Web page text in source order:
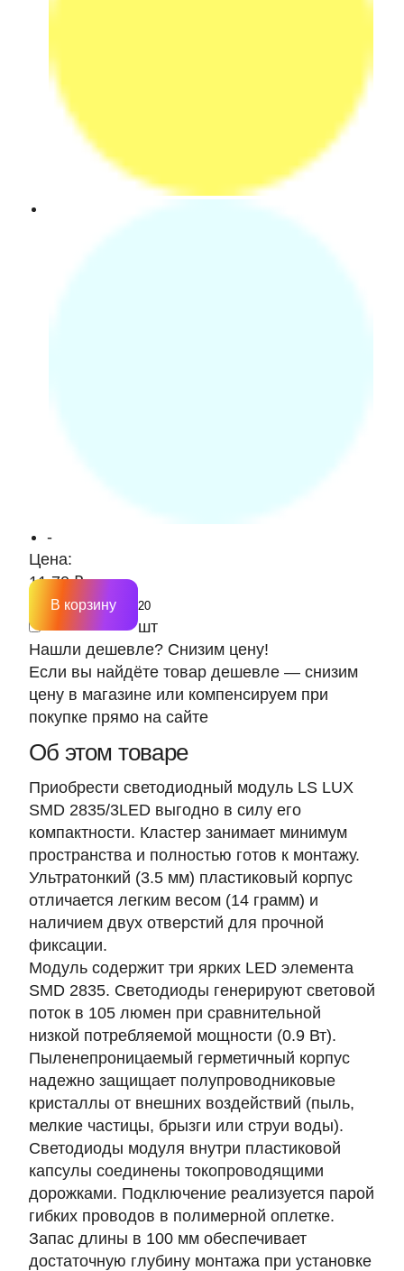
-
Цена:
11.70 ₽
шт
В корзину
Нашли дешевле? Снизим цену!
Если вы найдёте товар дешевле — снизим
цену в магазине или компенсируем при
покупке прямо на сайте
Об этом товаре
Приобрести светодиодный модуль LS LUX
SMD 2835/3LED выгодно в силу его
компактности. Кластер занимает минимум
пространства и полностью готов к монтажу.
Ультратонкий (3.5 мм) пластиковый корпус
отличается легким весом (14 грамм) и
наличием двух отверстий для прочной
фиксации.
Модуль содержит три ярких LED элемента
SMD 2835. Светодиоды генерируют световой
поток в 105 люмен при сравнительной
низкой потребляемой мощности (0.9 Вт).
Пыленепроницаемый герметичный корпус
надежно защищает полупроводниковые
кристаллы от внешних воздействий (пыль,
мелкие частицы, брызги или струи воды).
Светодиоды модуля внутри пластиковой
капсулы соединены токопроводящими
дорожками. Подключение реализуется парой
гибких проводов в полимерной оплетке.
Запас длины в 100 мм обеспечивает
достаточную глубину монтажа при установке